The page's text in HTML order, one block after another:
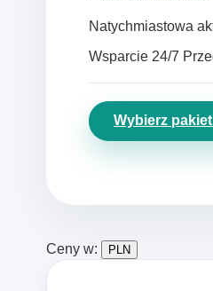
Natychmiastowa
Wsparcie 24/7
Wybierz
Ceny w: PLN